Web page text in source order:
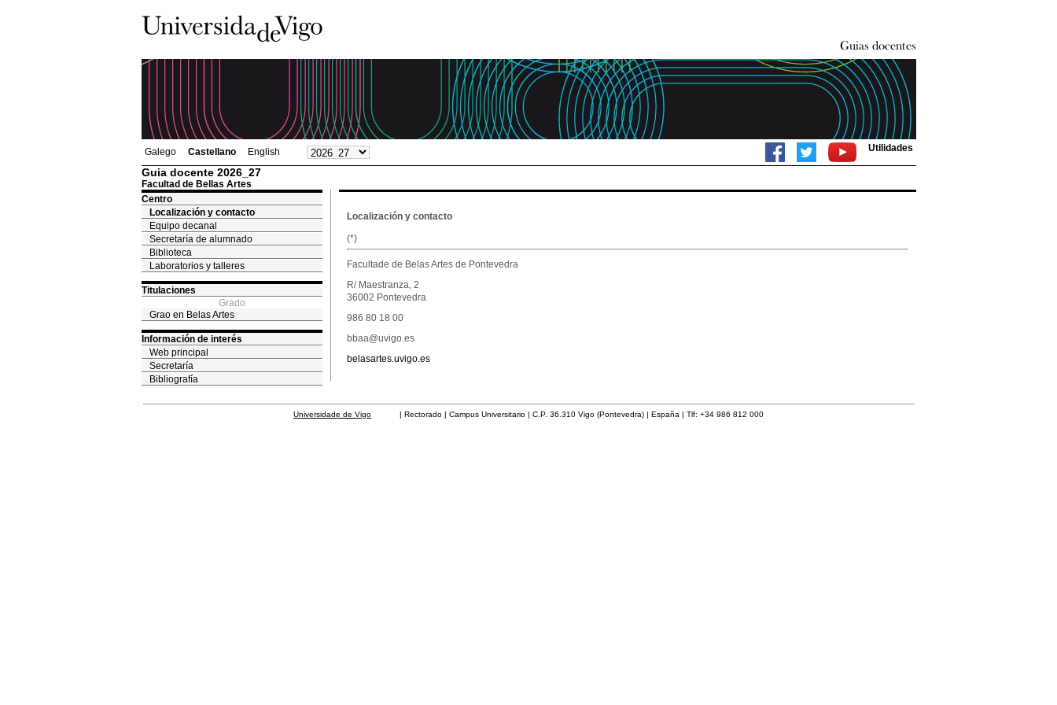
Galego Castellano English Utilidades
Guia docente 2026_27
Facultad de Bellas Artes
Centro
Localización y contacto
Equipo decanal
Secretaría de alumnado
Biblioteca
Laboratorios y talleres
Titulaciones
Grado
Grao en Belas Artes
Información de interés
Web principal
Secretaría
Bibliografía
Localización y contacto
(*)
Facultade de Belas Artes de Pontevedra
R/ Maestranza, 2
36002 Pontevedra
986 80 18 00
bbaa@uvigo.es
belasartes.uvigo.es
Universidade de Vigo | Rectorado | Campus Universitario | C.P. 36.310 Vigo (Pontevedra) | España | Tlf: +34 986 812 000